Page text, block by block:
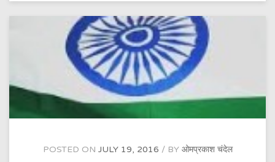
POSTED ON JULY 19, 2016 BY ओमप्रकाश चंदेल